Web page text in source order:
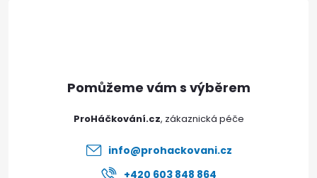
ProHáčkování.cz
info@prohackovani.cz
+420 603 848 864